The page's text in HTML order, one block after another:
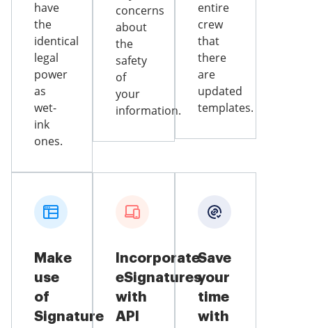
have
the
identical
legal
power
as
wet-
ink
ones.
concerns
about
the
safety
of
your
information.
entire
crew
that
there
are
updated
templates.
Make
use
of
Signature
Incorporate
eSignatures
with
API
Save
your
time
with